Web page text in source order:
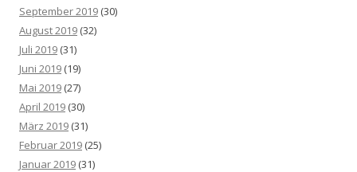
September 2019 (30)
August 2019 (32)
Juli 2019 (31)
Juni 2019 (19)
Mai 2019 (27)
April 2019 (30)
März 2019 (31)
Februar 2019 (25)
Januar 2019 (31)